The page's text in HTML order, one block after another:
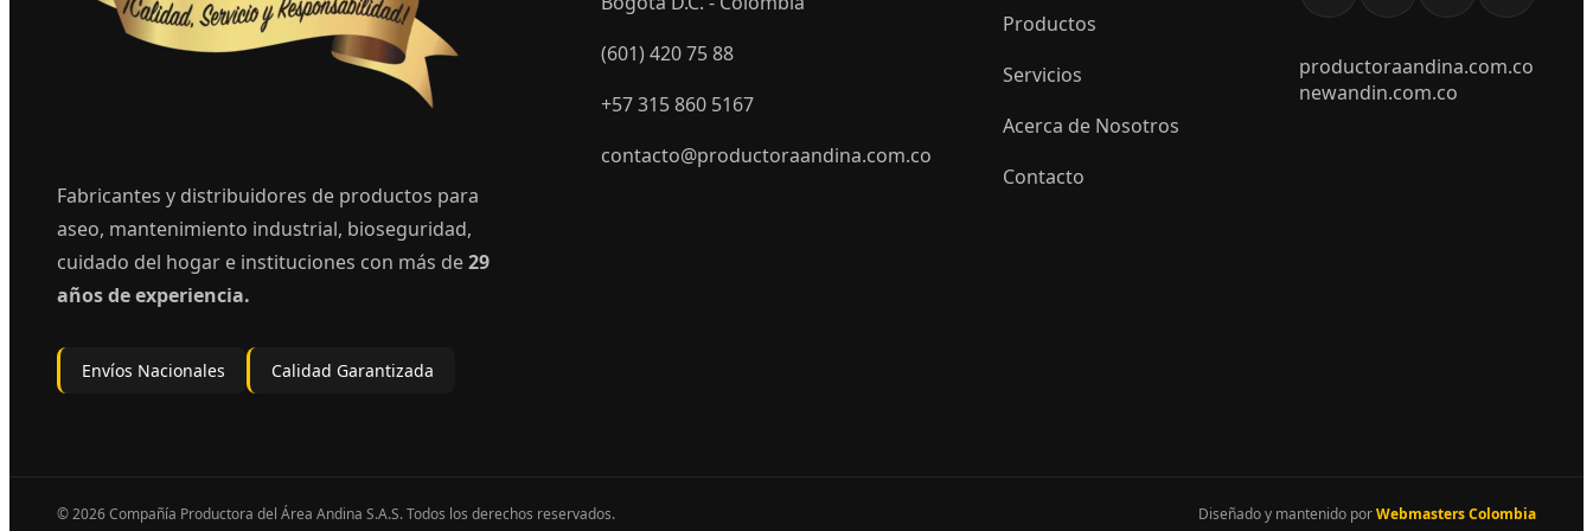
Fabricantes y distribuidores de productos para
aseo, mantenimiento industrial, bioseguridad,
cuidado del hogar e instituciones con más de29
años de experiencia.
Envíos Nacionales Calidad Garantizada
(601) 420 75 88
+57 315 860 5167
contacto@productoraandina.com.co
Productos
Servicios
Acerca de Nosotros
Contacto
productoraandina.com.co
newandin.com.co
© 2026 Compañía Productora del Área Andina S.A.S. Todos los derechos reservados. Diseñado y mantenido porWebmasters Colombia